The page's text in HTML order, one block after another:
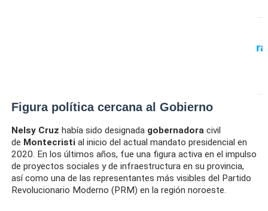
Desesperación y
Figura política cercana al Gobierno
Nelsy Cruz había sido designada gobernadoracivil
de Montecristial inicio del actual mandato presidencial en
2020. En los últimos años, fue una figura activa en el impulso
de proyectos sociales y de infraestructura en su provincia,
así como una de las representantes más visibles del Partido
Revolucionario Moderno (PRM) en la región noroeste.